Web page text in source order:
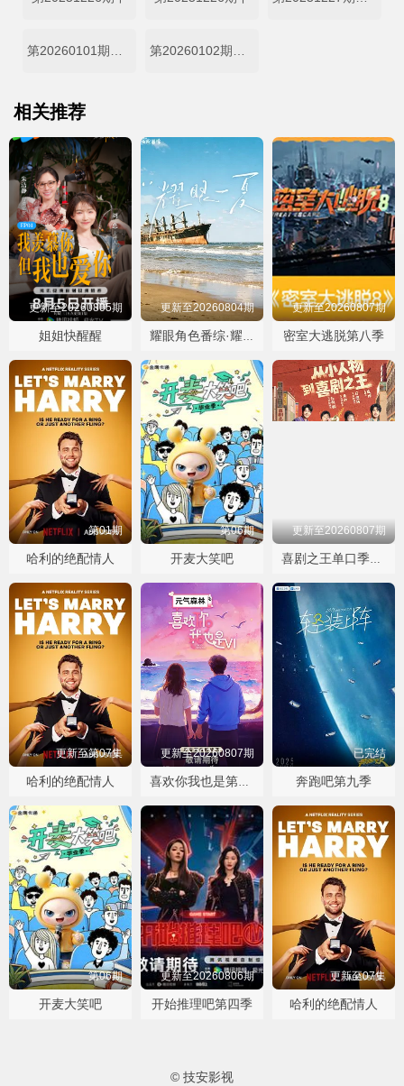
相关推荐
更新至20260805期
姐姐快醒醒
更新至20260804期
耀眼角色番综·耀眼一夏
更新至20260807期
密室大逃脱第八季
第01期
哈利的绝配情人
第06期
开麦大笑吧
更新至20260807期
喜剧之王单口季第三季
更新至第07集
哈利的绝配情人
更新至20260807期
喜欢你我也是第六季
已完结
奔跑吧第九季
第06期
开麦大笑吧
更新至20260806期
开始推理吧第四季
更新至07集
哈利的绝配情人
© 技安影视